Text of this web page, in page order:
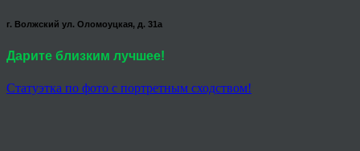
г. Волжский ул. Оломоуцкая, д. 31а
Дарите близким лучшее!
Статуэтка по фото с портретным сходством!